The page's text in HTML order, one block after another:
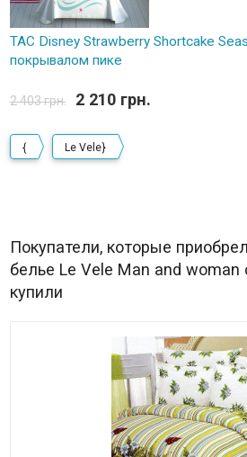
TAC Disney Strawberry Shortcake
покрывалом пике
2 403 грн. 2 210 грн.
{ Le Vele}
Покупатели, которые
белье Le Vele Man and
купили